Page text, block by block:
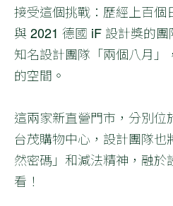
接受這個挑戰：歷經上百個
與 2021 德國 iF 設計獎的
知名設計團隊「兩個八月」
的空間。
這兩家新直營門市，分別位
台茂購物中心，設計團隊也
然密碼」和減法精神，融於
看！